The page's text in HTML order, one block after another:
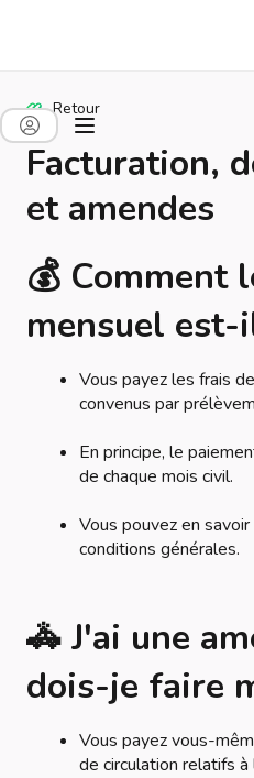
Retour
Facturation,
et amendes
💰 Comment
mensuel
Vous payez les frais
convenus par
En principe, le
de chaque mois civil.
Vous pouvez en
conditions générales.
🚓 J'ai une
dois-je faire
Vous payez vous-
de circulation relatifs à